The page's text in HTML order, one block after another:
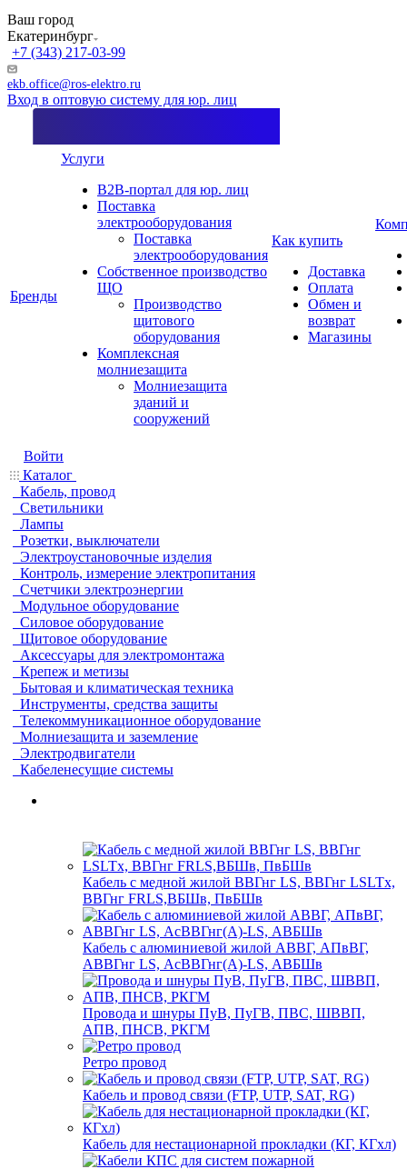
Ваш город
Екатеринбург
+7 (343) 217-03-99
ekb.office@ros-elektro.ru
Вход в оптовую систему для юр. лиц
Бренды
Услуги
B2B-портал для юр. лиц
Поставка
электрооборудования
Поставка
электрооборудования
Собственное производство
ЩО
Производство
щитового
оборудования
Комплексная
молниезащита
Молниезащита
зданий и
сооружений
Как купить
Доставка
Оплата
Обмен и
возврат
Магазины
Войти
Каталог
Кабель, провод
Светильники
Лампы
Розетки, выключатели
Электроустановочные изделия
Контроль, измерение электропитания
Счетчики электроэнергии
Модульное оборудование
Силовое оборудование
Щитовое оборудование
Аксессуары для электромонтажа
Крепеж и метизы
Бытовая и климатическая техника
Инструменты, средства защиты
Телекоммуникационное оборудование
Молниезащита и заземление
Электродвигатели
Кабеленесущие системы
Кабель с медной жилой ВВГнг LS, ВВГнг LSLTx,
ВВГнг FRLS,ВБШв, ПвБШв
Кабель с алюминиевой жилой АВВГ, АПвВГ,
АВВГнг LS, АсВВГнг(А)-LS, АВБШв
Провода и шнуры ПуВ, ПуГВ, ПВС, ШВВП,
АПВ, ПНСВ, РКГМ
Ретро провод
Кабель и провод связи (FTP, UTP, SAT, RG)
Кабель для нестационарной прокладки (КГ, КГхл)